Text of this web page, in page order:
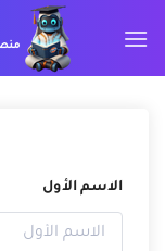
للمحتوى
الاسم الأول